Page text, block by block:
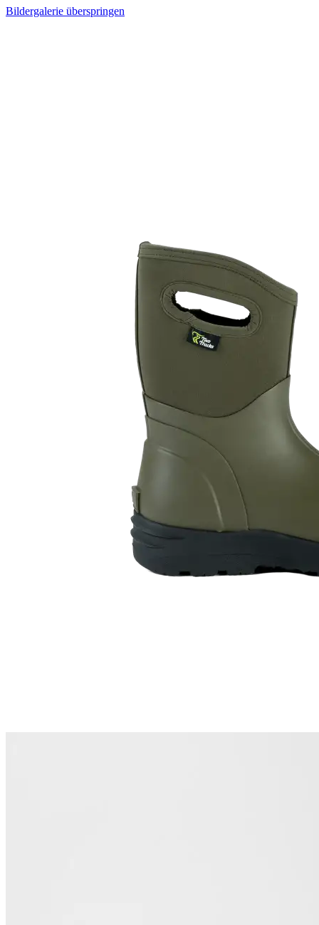
Bildergalerie überspringen